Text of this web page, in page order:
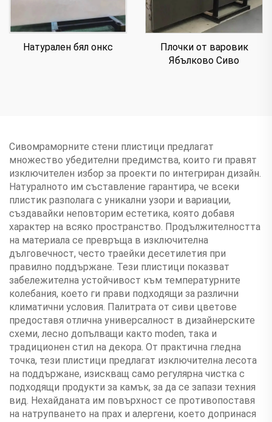
Натурален бял онкс
Плочки от варовик
Ябълково Сиво
Сивомраморните стени плистици предлагат
множество убедителни предимства, които ги правят
изключителен избор за проекти по интегриран дизайн.
Натуралното им съставление гарантира, че всеки
плистик разполага с уникални узори и вариации,
създавайки неповторим естетика, която добавя
характер на всяко пространство. Продължителността
на материала се превръща в изключителна
дълговечност, често траейки десетилетия при
правилно поддържане. Тези плистици показват
забележителна устойчивост към температурните
колебания, което ги прави подходящи за различни
климатични условия. Палитрата от сиви цветове
предоставя отлична универсалност в дизайнерските
схеми, лесно допълващи както moden, така и
традиционен стил на декора. От практична гледна
точка, тези плистици предлагат изключителна лесота
на поддържане, изискващ само регулярна чистка с
подходящи продукти за камък, за да се запази техния
вид. Нехайданата им повърхност се противопоставя
на натрупването на прах и алергени, което допринася